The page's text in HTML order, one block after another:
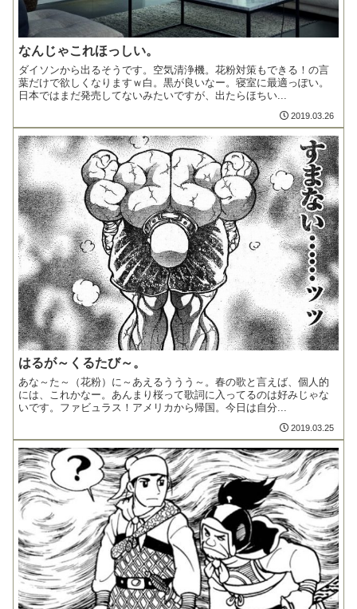
なんじゃこれほっしい。
ダイソンから出るそうです。空気清浄機。花粉対策もできる！の言
葉だけで欲しくなりますｗ白。黒が良いなー。寝室に最適っぽい。
日本ではまだ発売してないみたいですが、出たらほちい...
2019.03.26
はるが～くるたび～。
あな～た～（花粉）に～あえるううう～。春の歌と言えば、個人的
には、これかなー。あんまり桜って歌詞に入ってるのは好みじゃな
いです。ファビュラス！アメリカから帰国。今日は自分...
2019.03.25